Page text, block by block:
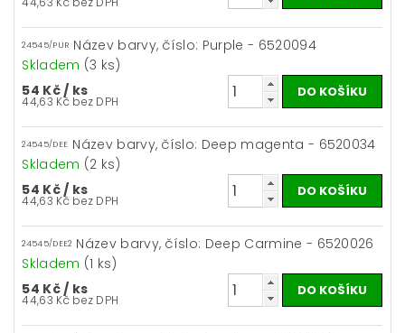
24545/PUR Název barvy, číslo: Purple - 6520094
Skladem (3 ks)
54 Kč/ ks
44,63 Kč bez DPH
24545/DEE Název barvy, číslo: Deep magenta - 6520034
Skladem (2 ks)
54 Kč/ ks
44,63 Kč bez DPH
24545/DEE2 Název barvy, číslo: Deep Carmine - 6520026
Skladem (1 ks)
54 Kč/ ks
44,63 Kč bez DPH